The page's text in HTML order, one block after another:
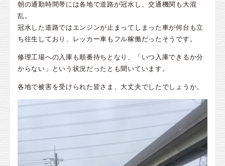
朝の通勤時間帯には各地で道路が冠水し、交通機関も大混
乱。
冠水した道路ではエンジンが止まってしまった車が何台も立
ち往生しており、レッカー車もフル稼働だったそうです。
修理工場への入庫も順番待ちとなり、「いつ入庫できるか分
からない」という状況だったとも聞いています。
各地で被害を受けられた皆さま、大丈夫でしたでしょうか。